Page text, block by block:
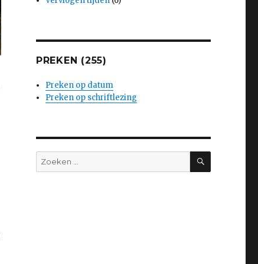
PREKEN (255)
Preken op datum
Preken op schriftlezing
Zoeken
naar:
ZOEKEN